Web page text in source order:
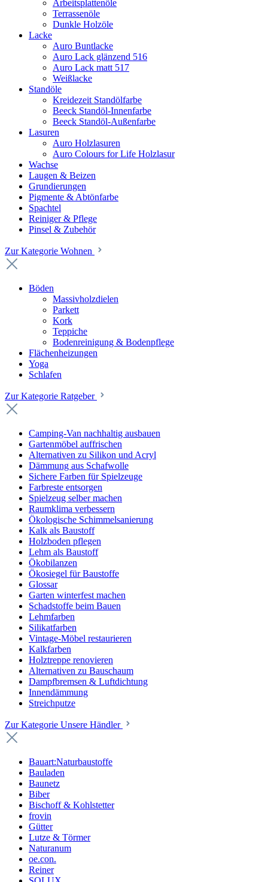
Arbeitsplattenöle
Terrassenöle
Dunkle Holzöle
Lacke
Auro Buntlacke
Auro Lack glänzend 516
Auro Lack matt 517
Weißlacke
Standöle
Kreidezeit Standölfarbe
Beeck Standöl-Innenfarbe
Beeck Standöl-Außenfarbe
Lasuren
Auro Holzlasuren
Auro Colours for Life Holzlasur
Wachse
Laugen & Beizen
Grundierungen
Pigmente & Abtönfarbe
Spachtel
Reiniger & Pflege
Pinsel & Zubehör
Zur Kategorie Wohnen
Böden
Massivholzdielen
Parkett
Kork
Teppiche
Bodenreinigung & Bodenpflege
Flächenheizungen
Yoga
Schlafen
Zur Kategorie Ratgeber
Camping-Van nachhaltig ausbauen
Gartenmöbel auffrischen
Alternativen zu Silikon und Acryl
Dämmung aus Schafwolle
Sichere Farben für Spielzeuge
Farbreste entsorgen
Spielzeug selber machen
Raumklima verbessern
Ökologische Schimmelsanierung
Kalk als Baustoff
Holzboden pflegen
Lehm als Baustoff
Ökobilanzen
Ökosiegel für Baustoffe
Glossar
Garten winterfest machen
Schadstoffe beim Bauen
Lehmfarben
Silikatfarben
Vintage-Möbel restaurieren
Kalkfarben
Holztreppe renovieren
Alternativen zu Bauschaum
Dampfbremsen & Luftdichtung
Innendämmung
Streichputze
Zur Kategorie Unsere Händler
Bauart:Naturbaustoffe
Bauladen
Baunetz
Biber
Bischoff & Kohlstetter
frovin
Gütter
Lutze & Törmer
Naturanum
oe.con.
Reiner